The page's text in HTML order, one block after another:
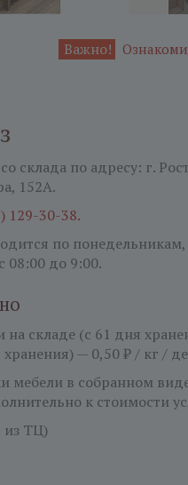
Важно!
склада по адресу: г.
152А.
129-30-38.
по понедельникам,
с 08:00 до 9:00.
на складе (с 61 дня
хранения) — 0,50 ₽ / кг /
мебели в собранном
к стоимости
из ТЦ)